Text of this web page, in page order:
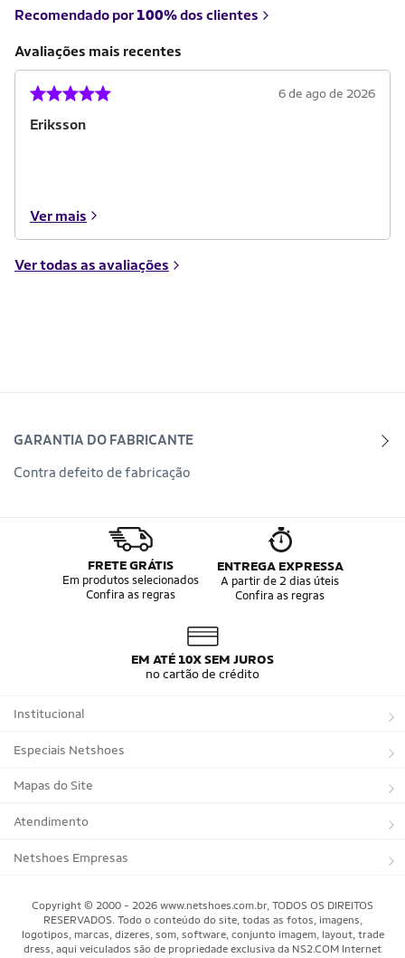
Recomendado por 100%dos clientes
Avaliações mais recentes
Eriksson
6 de ago de 2026
Ver mais
Ver todas as avaliações
GARANTIA DO FABRICANTE
Contra defeito de fabricação
FRETE GRÁTIS
Em produtos selecionados
Confira as regras
ENTREGA EXPRESSA
A partir de 2 dias úteis
Confira as regras
EM ATÉ 10X SEM JUROS
no cartão de crédito
Institucional
Sobre a Netshoes
Política de Privacidade
Programa de Afiliados
Regulamentos
Programa de Integridade
Blog
Especiais Netshoes
Suplementos
Corrida
Bicicletas
Mapas do Site
Marcas
Tipos de Produtos
Atendimento
Trocas e devoluções
Minha Conta
Netshoes Empresas
Copyright © 2000 - 2026 www.netshoes.com.br, TODOS OS DIREITOS
RESERVADOS. Todo o conteúdo do site, todas as fotos, imagens,
logotipos, marcas, dizeres, som, software, conjunto imagem, layout, trade
dress, aqui veiculados são de propriedade exclusiva da NS2.COM Internet